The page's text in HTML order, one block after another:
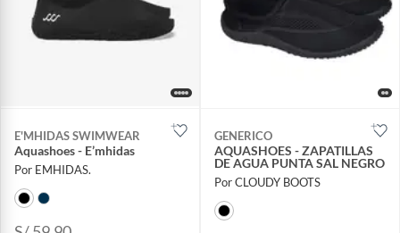
E'MHIDAS SWIMWEAR
Aquashoes - E’mhidas
Por EMHIDAS.
GENERICO
AQUASHOES - ZAPATILLAS
DE AGUA PUNTA SAL NEGRO
Por CLOUDY BOOTS